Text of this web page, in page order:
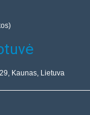
Kaunas, Lietuva